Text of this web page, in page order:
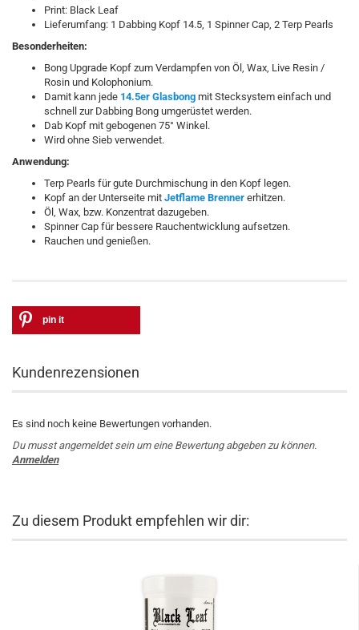
Print: Black Leaf
Lieferumfang: 1 Dabbing Kopf 14.5, 1 Spinner Cap, 2 Terp Pearls
Besonderheiten:
Bong Upgrade Kopf zum Verdampfen von Öl, Wax, Live Resin /
Rosin und Kolophonium.
Damit kann jede 14.5er Glasbong mit Stecksystem einfach und
schnell zur Dabbing Bong umgerüstet werden.
Dab Kopf mit gebogenen 75° Winkel.
Wird ohne Sieb verwendet.
Anwendung:
Terp Pearls für gute Durchmischung in den Kopf legen.
Kopf an der Unterseite mit Jetflame Brenner erhitzen.
Öl, Wax, bzw. Konzentrat dazugeben.
Spinner Cap für bessere Rauchentwicklung aufsetzen.
Rauchen und genießen.
pin it
Kundenrezensionen
Es sind noch keine Bewertungen vorhanden.
Du musst angemeldet sein um eine Bewertung abgeben zu können.
Anmelden
Zu diesem Produkt empfehlen wir dir: